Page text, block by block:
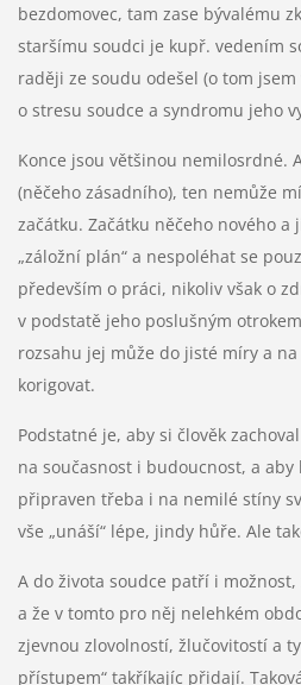
bezdomovec, tam zase bývalému
staršímu soudci je kupř. vedením
raději ze soudu odešel (o tom
o stresu soudce a syndromu jeho
Konce jsou většinou nemilosrdné.
(něčeho zásadního), ten nemůže
začátku. Začátku něčeho nového
„záložní plán“ a nespoléhat se
především o práci, nikoliv však o
v podstatě jeho poslušným
rozsahu jej může do jisté míry a
korigovat.
Podstatné je, aby si člověk
na současnost i budoucnost, a
připraven třeba i na nemilé stíny
vše „unáší“ lépe, jindy hůře. Ale
A do života soudce patří i
a že v tomto pro něj nelehkém
zjevnou zlovolností, žlučovitostí a
přístupem“ takříkajíc přidají.